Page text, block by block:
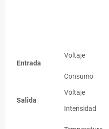
Entrada
Voltaje
Consumo
Salida
Voltaje
Intensidad